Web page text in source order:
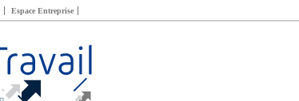
Espace Entreprise